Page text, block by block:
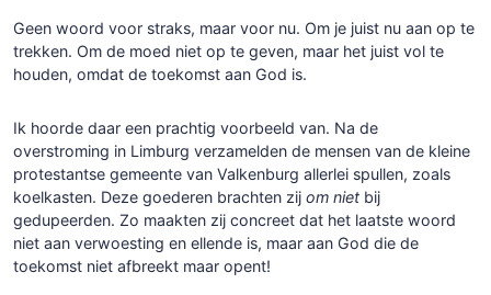
Geen woord voor straks, maar voor nu. Om je juist nu aan op te
trekken. Om de moed niet op te geven, maar het juist vol te
houden, omdat de toekomst aan God is.
Ik hoorde daar een prachtig voorbeeld van. Na de
overstroming in Limburg verzamelden de mensen van de kleine
protestantse gemeente van Valkenburg allerlei spullen, zoals
koelkasten. Deze goederen brachten zij om niet bij
gedupeerden. Zo maakten zij concreet dat het laatste woord
niet aan verwoesting en ellende is, maar aan God die de
toekomst niet afbreekt maar opent!